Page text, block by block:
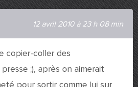
12 avril 2010 à 23 h 08 min
copier-coller des
;), après on aimerait
pour sortir comme lui sur